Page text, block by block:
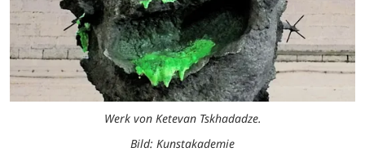
Werk von Ketevan Tskhadadze.
Bild: Kunstakademie